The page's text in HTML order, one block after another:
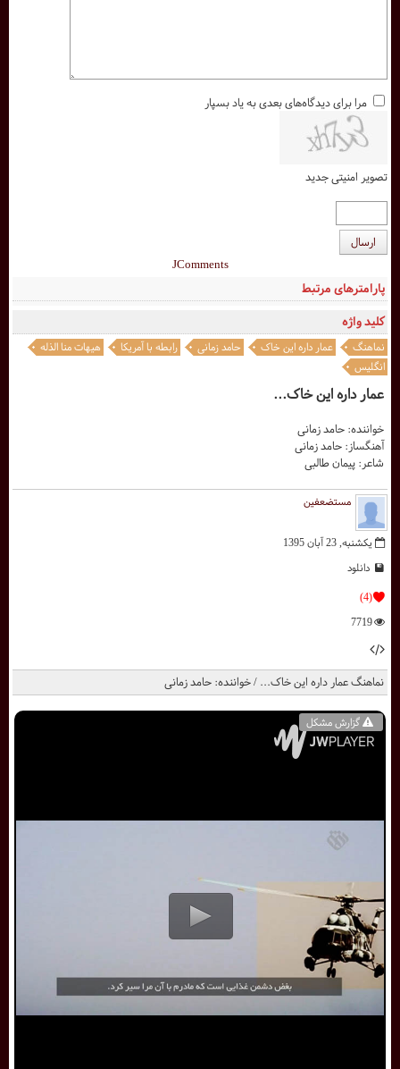
گزارش مشکل
نماهنگ عمار داره این خاک... / خواننده: حامد زمانی
مستضعفین
یکشنبه, 23 آبان 1395
دانلود
(4)
7719
عمار داره این خاک...
خواننده: حامد زمانی
آهنگساز: حامد زمانی
شاعر: پیمان طالبی
کلید واژه
نماهنگ عمار داره این خاک حامد زمانی رابطه با آمریکا
هیهات منا الذله
انگلیس
پارامترهای مرتبط
مرا برای دیدگاه‌های بعدی به یاد بسپار
تصویر امنیتی جدید
ارسال
JComments